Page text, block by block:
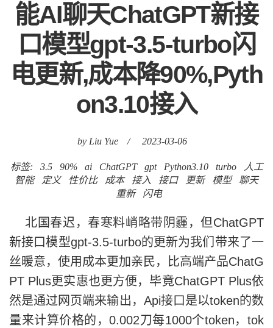
能AI聊天ChatGPT新接
口模型gpt-3.5-turbo闪
电更新,成本降90%,Pyth
on3.10接入
by Liu Yue / 2023-03-06
标签: 3.5 90% ai ChatGPT gpt Python3.10 turbo
人工
智能
定义 性价比 成本 接入 接口 更新 模型
聊天
重新
闪电
北国春迟，春寒料峭略带阴霾，但ChatGPT
新接口模型gpt-3.5-turbo的更新为我们带来了一
丝暖意，使用成本更加亲民，比高端产品ChatG
PT Plus更实惠也更方便，毕竟ChatGPT Plus依
然是通过网页端来输出，Api接口是以token的数
量来计算价格的，0.002刀每1000个token，tok